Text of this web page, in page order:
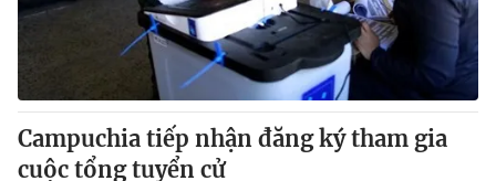
Campuchia tiếp nhận đăng ký tham gia
cuộc tổng tuyển cử